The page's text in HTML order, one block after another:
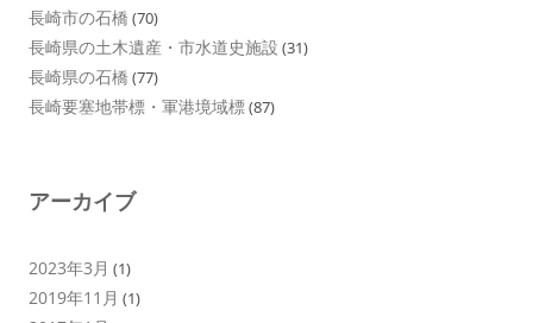
長崎市の石橋 (70)
長崎県の土木遺産・市水道史施設 (31)
長崎県の石橋 (77)
長崎要塞地帯標・軍港境域標(87)
アーカイブ
2023年3月 (1)
2019年11月 (1)